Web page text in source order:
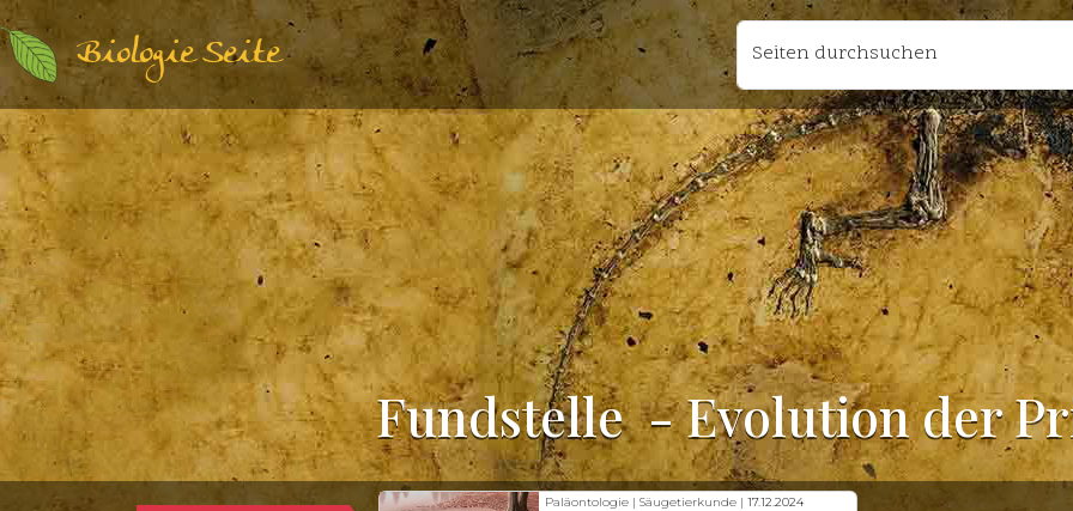
Biologie Seite Seiten durchsuchen
Fundstelle- Evolution der
Fischkunde | Klimawandel |18.11.2024
Paläontologie | Säugetierkunde |17.12.2024